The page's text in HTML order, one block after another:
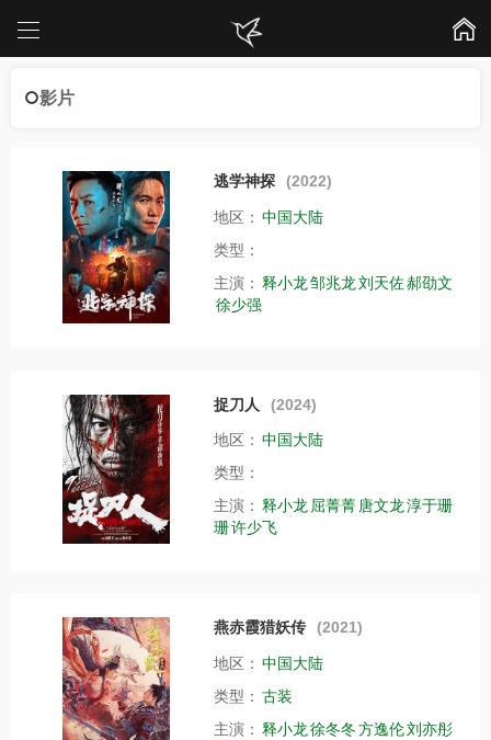
影片
逃学神探 (2022)
地区： 中国大陆
类型：
主演： 释小龙邹兆龙刘天佐郝劭文
徐少强
捉刀人 (2024)
地区： 中国大陆
类型：
主演： 释小龙屈菁菁唐文龙淳于珊
珊许少飞
燕赤霞猎妖传 (2021)
地区： 中国大陆
类型： 古装
主演： 释小龙徐冬冬方逸伦刘亦彤